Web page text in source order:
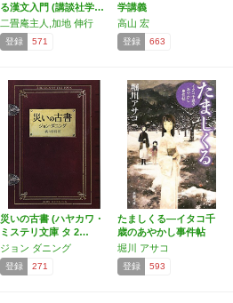
る漢文入門 (講談社学…
二畳庵主人,加地 伸行
登録 571
学講義
高山 宏
登録 663
災いの古書 (ハヤカワ・
ミステリ文庫 タ 2…
ジョン ダニング
登録 271
たましくる―イタコ千
歳のあやかし事件帖
(新…
堀川 アサコ
登録 593